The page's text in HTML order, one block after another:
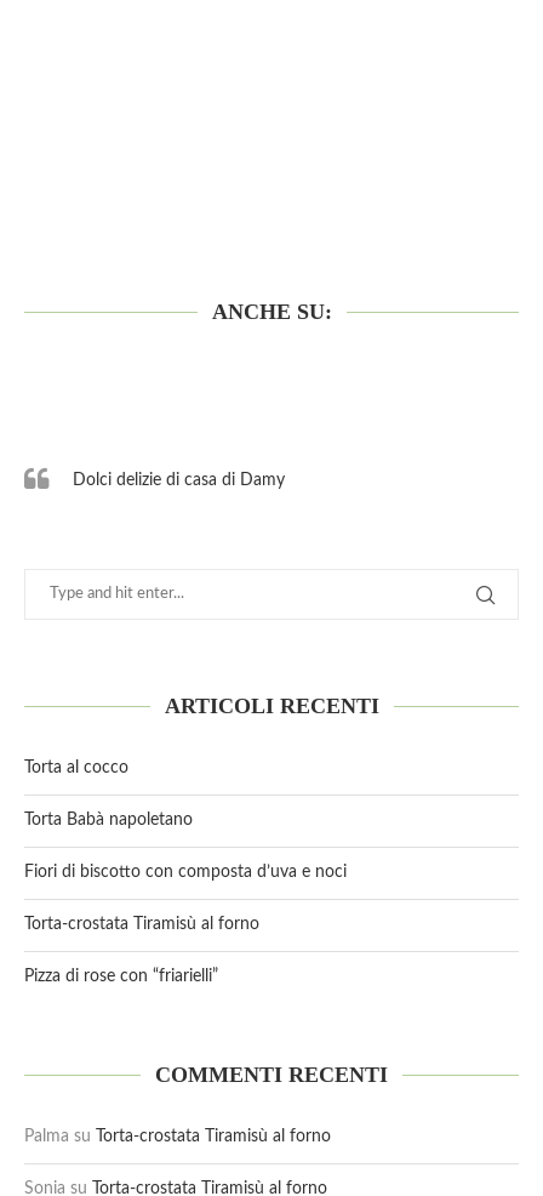
ANCHE SU:
Dolci delizie di casa di Damy
ARTICOLI RECENTI
Torta al cocco
Torta Babà napoletano
Fiori di biscotto con composta d’uva e noci
Torta-crostata Tiramisù al forno
Pizza di rose con “friarielli”
COMMENTI RECENTI
Palma su Torta-crostata Tiramisù al forno
Sonia su Torta-crostata Tiramisù al forno